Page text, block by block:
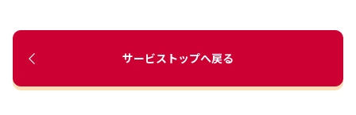
サービストップへ戻る